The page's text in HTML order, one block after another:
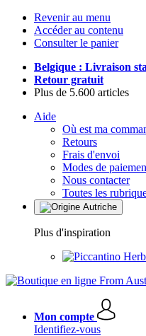
Revenir au menu
Accéder au contenu
Consulter le panier
Belgique : Livraison
Retour gratuit
Plus de 5.600 articles
Aide
Où est ma
Retours
Frais d'envoi
Modes de
Nous contacter
Toutes les
Plus d'inspiration
Mon compte
Identifiez-vous